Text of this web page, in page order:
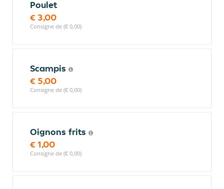
Poulet
€ 3,00
Consigne de (€ 0,00)
Scampis
€ 5,00
Consigne de (€ 0,00)
Oignons frits
€ 1,00
Consigne de (€ 0,00)